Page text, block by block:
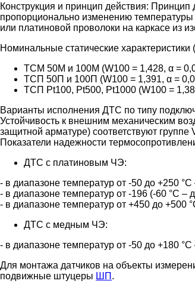
Конструкция и принцип действия: Принцип
пропорционально изменению
или платиновой проволоки на каркасе из
Номинальные статические
ТСМ 50М и 100М (W100 = 1,428, α =
ТСП 50П и 100П (W100 = 1,391, α =
ТСП Pt100, Pt500, Pt1000 (W100 =
Варианты исполнения ДТС по типу
Устойчивость к внешним механическим
защитной арматуре) соответствуют группе
Показатели надежности
ДТС с платиновым ЧЭ:
- в диапазоне температур от -50 до +250
- в диапазоне температур от -196 (-60 °С
- в диапазоне температур от +450 до +500
ДТС с медным ЧЭ:
- в диапазоне температур от -50 до +180
Для монтажа датчиков на объекты
подвижные штуцеры ШП .